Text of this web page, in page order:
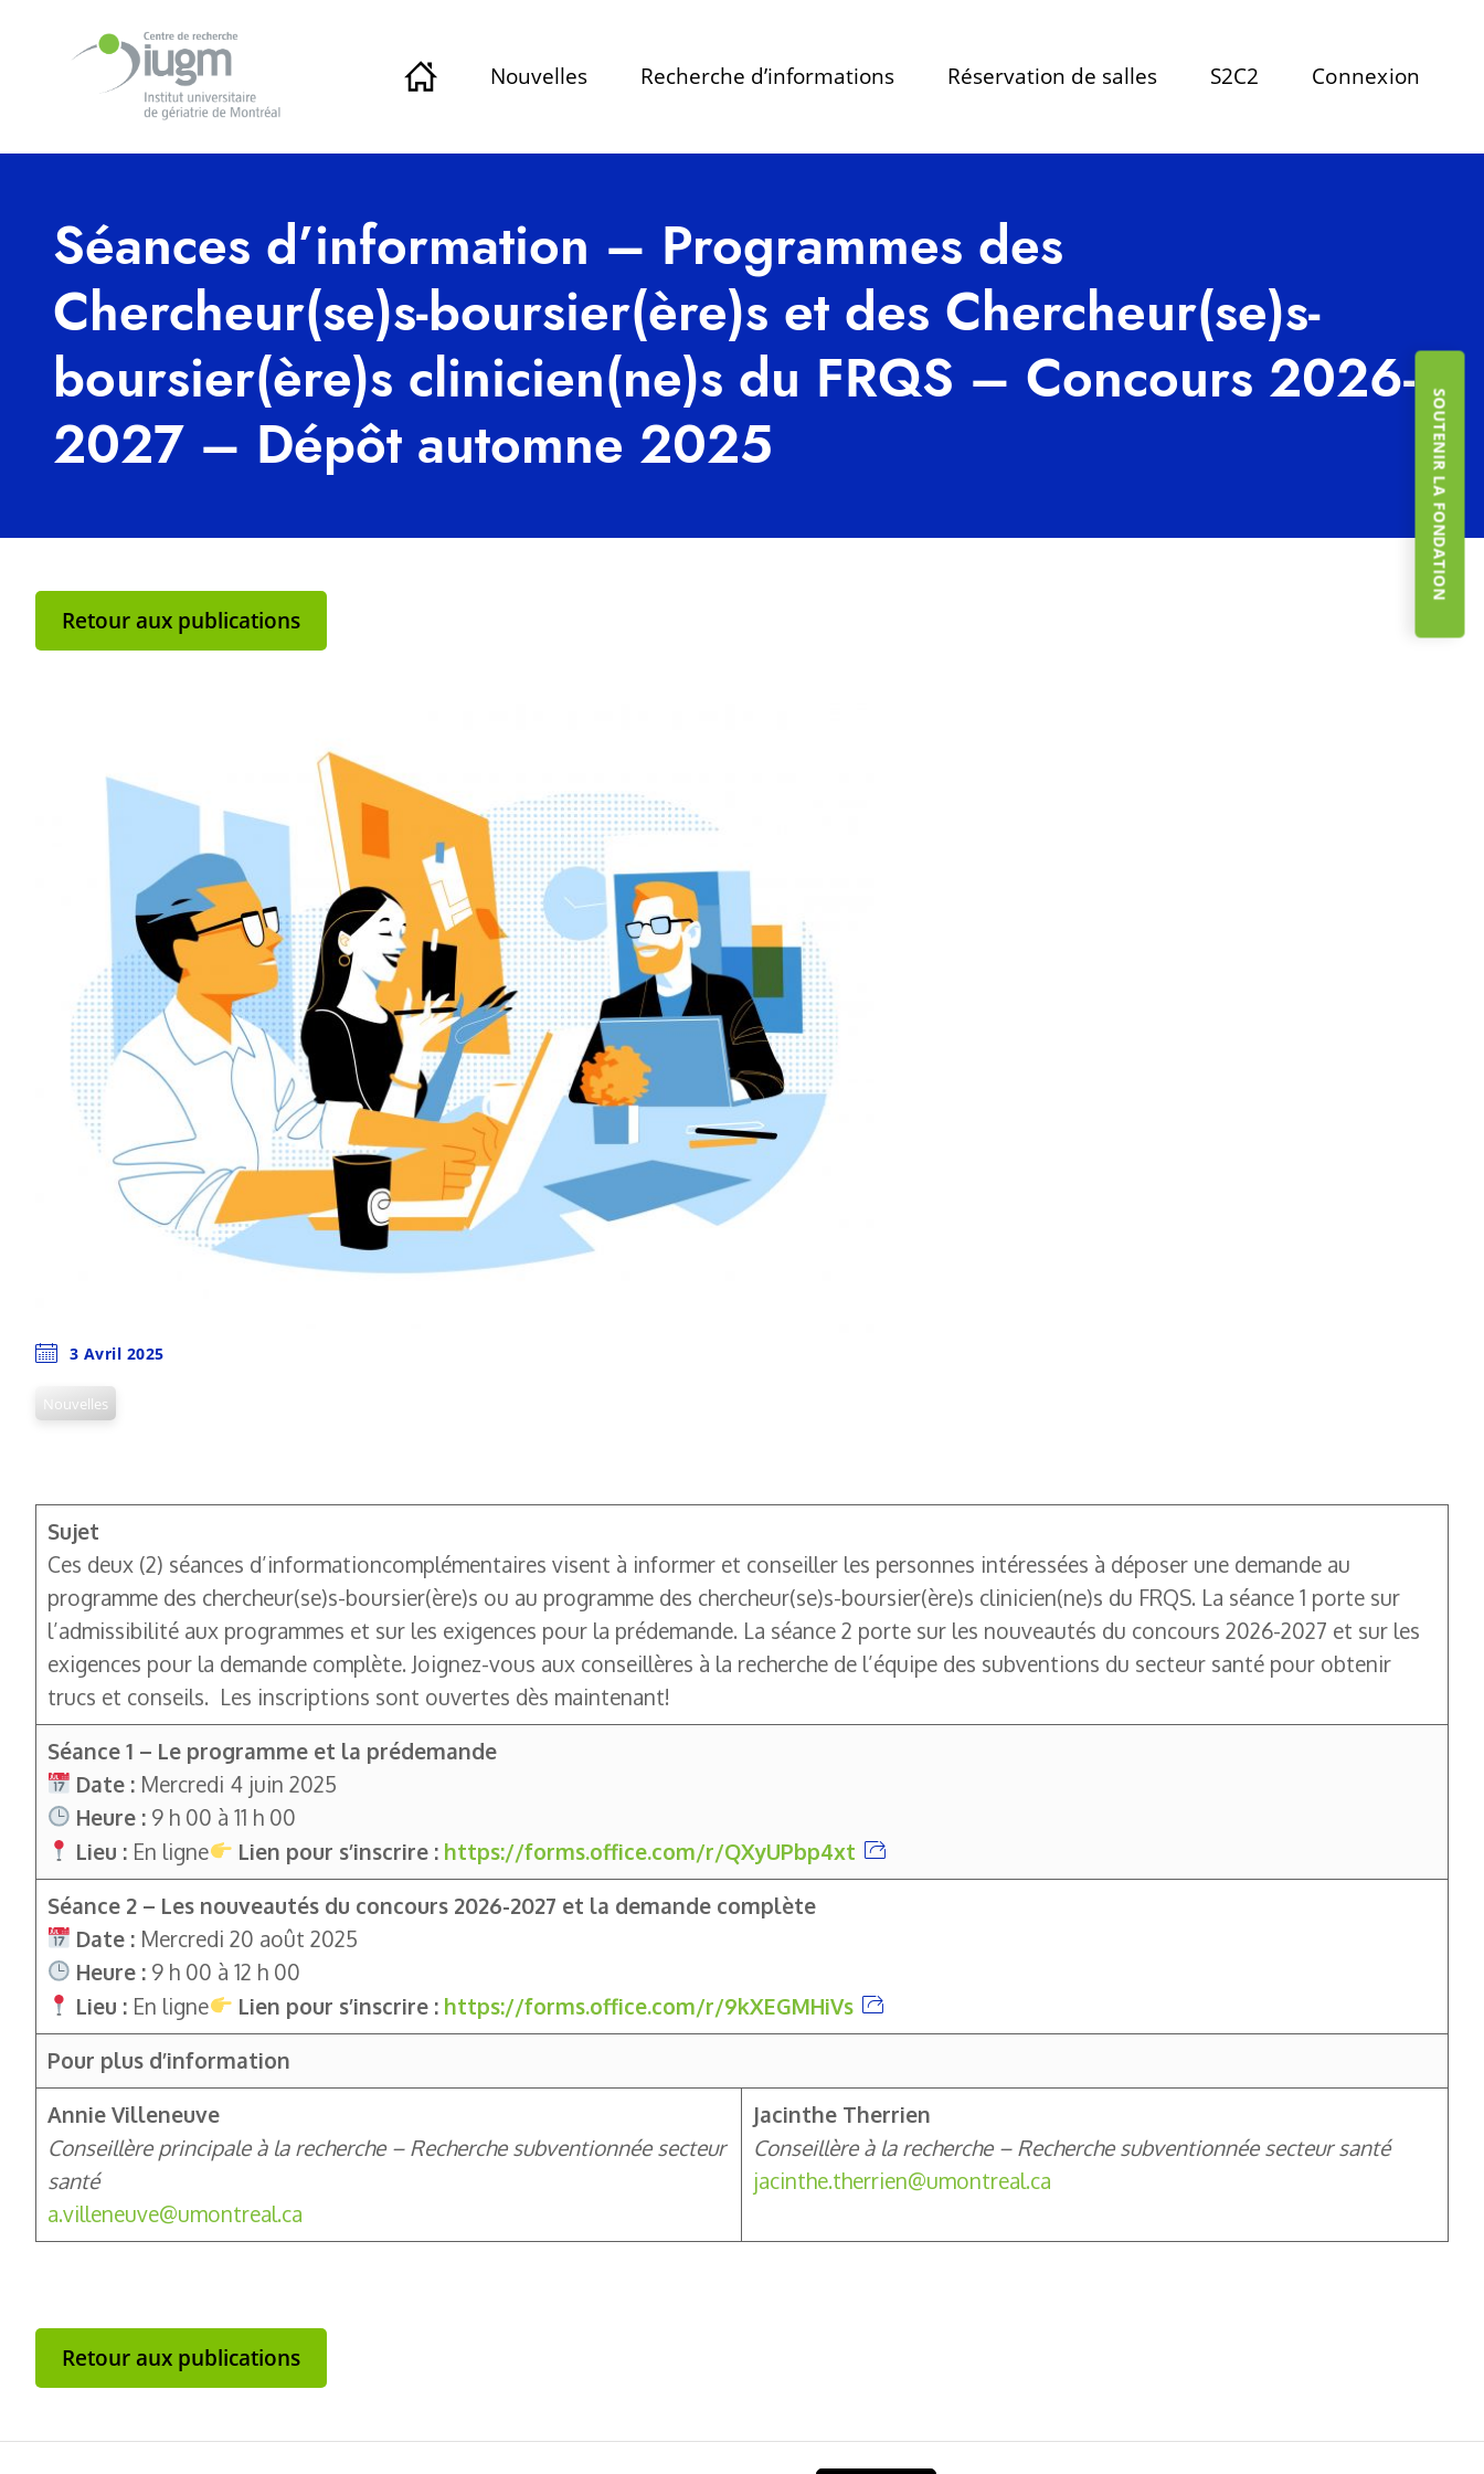
SOUTENIR LA FONDATION
Nouvelles Recherche d’informations Réservation de salles S2C2 Connexion
Séances d’information – Programmes des
Chercheur(se)s-boursier(ère)s et des Chercheur(se)s-
boursier(ère)s clinicien(ne)s du FRQS – Concours 2026-
2027 – Dépôt automne 2025
Retour aux publications
3 Avril 2025
Nouvelles
Sujet
Ces deux (2) séances d’informationcomplémentaires visent à informer et conseiller les personnes intéressées à déposer une demande au
programme des chercheur(se)s-boursier(ère)s ou au programme des chercheur(se)s-bour­sier(ère)s clinicien(ne)s du FRQS. La séance 1 porte sur
l’admissibilité aux programmes et sur les exigences pour la prédemande. La séance 2 porte sur les nouveautés du concours 2026-2027 et sur les
exigences pour la demande complète. Joignez-vous aux conseillères à la recherche de l’équipe des subventions du secteur santé pour obtenir
trucs et conseils. Les inscriptions sont ouvertes dès maintenant!
Séance 1 – Le programme et la prédemande
Date : Mercredi 4 juin 2025
Heure : 9 h 00 à 11 h 00
Lieu : En ligne Lien pour s’inscrire : https://forms.office.com/r/QXyUPbp4xt
Séance 2 – Les nouveautés du concours 2026-2027 et la demande complète
Date : Mercredi 20 août 2025
Heure : 9 h 00 à 12 h 00
Lieu : En ligne Lien pour s’inscrire : https://forms.office.com/r/9kXEGMHiVs
Pour plus d’information
Annie Villeneuve
Conseillère principale à la recherche – Recherche subventionnée secteur
santé
a.villeneuve@umontreal.ca
Jacinthe Therrien
Conseillère à la recherche – Recherche subventionnée secteur santé
jacinthe.therrien@umontreal.ca
Retour aux publications